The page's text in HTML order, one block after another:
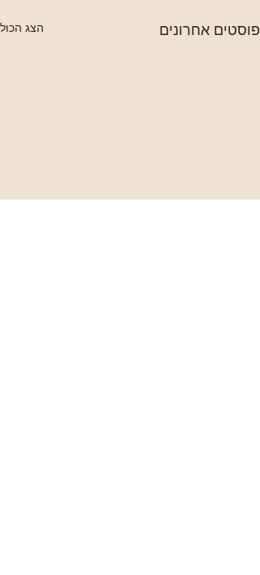
פוסטים אחרונים הצג הכול